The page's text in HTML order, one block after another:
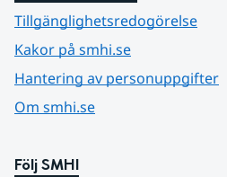
Tillgänglighetsredogörelse
Kakor på smhi.se
Hantering av personuppgifter
Om smhi.se
Följ SMHI